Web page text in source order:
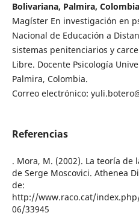
Bolivariana, Palmira, Colombia
Magíster En investigación en
Nacional de Educación a
sistemas penitenciarios y
Libre. Docente Psicología
Palmira, Colombia.
Correo electrónico:
Referencias
. Mora, M. (2002). La teoría de
de Serge Moscovici. Athenea
de:
http://www.raco.cat/
06/33945